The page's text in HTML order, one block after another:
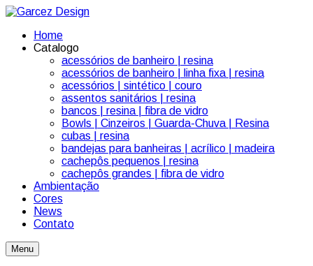
Home
Catalogo
acessórios de banheiro | resina
acessórios de banheiro | linha fixa | resina
acessórios | sintético | couro
assentos sanitários | resina
bancos | resina | fibra de vidro
Bowls | Cinzeiros | Guarda-Chuva | Resina
cubas | resina
bandejas para banheiras | acrílico | madeira
cachepôs pequenos | resina
cachepôs grandes | fibra de vidro
Ambientação
Cores
News
Contato
Menu